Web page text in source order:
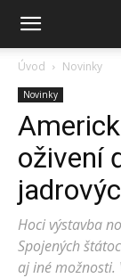
Úvod Novinky
Novinky
oživení
Hoci výstavba
Spojených
aj iné možnosti.